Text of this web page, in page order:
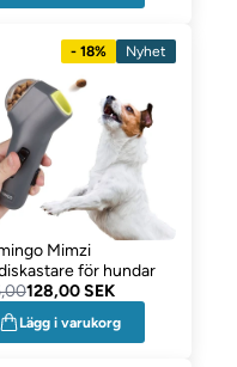
- 18% Nyhet
Mimzi
för hundar
128,00 SEK
Lägg i varukorg